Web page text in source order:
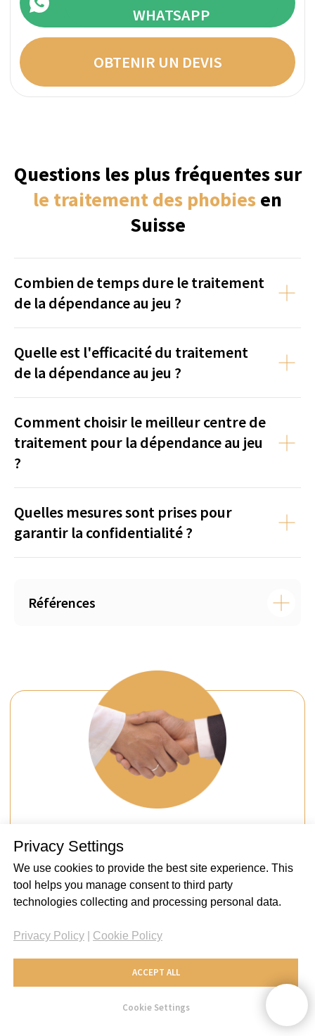
Privacy Settings
We use cookies to provide the best site experience. This
tool helps you manage consent to third party
technologies collecting and processing personal data.
Privacy Policy Cookie Policy
ACCEPT ALL
Cookie Settings
Combien de temps dure le traitement
de la dépendance au jeu ?
Quelle est l'efficacité du traitement
de la dépendance au jeu ?
Comment choisir le meilleur centre de
traitement pour la dépendance au jeu
?
Quelles mesures sont prises pour
garantir la confidentialité ?
Références